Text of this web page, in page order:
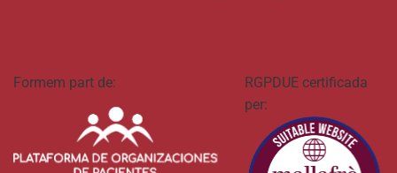
Formem part de:
RGPDUE certificada
per: